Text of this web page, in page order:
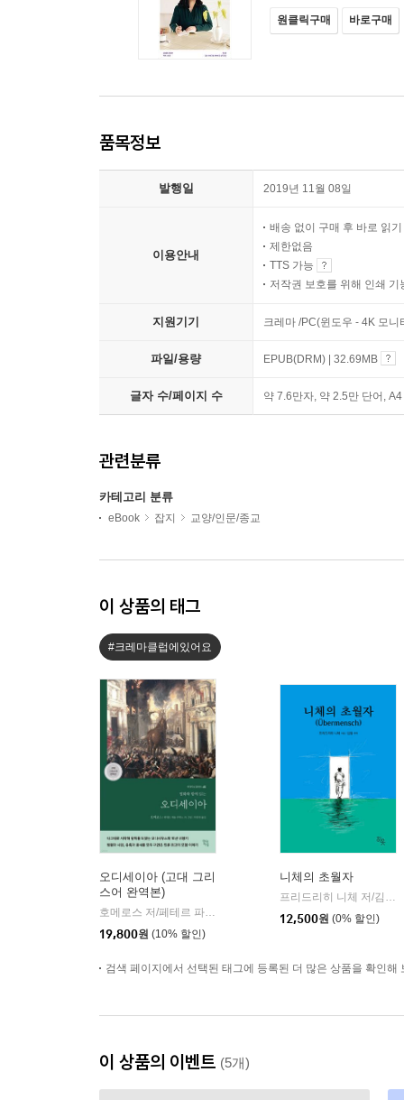
원클릭구매 바로구매
품목정보
발행일 2019년 11월 08일
이용안내
배송 없이 구매 후 바로 읽기
제한없음
TTS 가능
저작권 보호를 위해 인쇄 기
지원기기 크레마 /PC(윈도우 - 4K 모
파일/용량 EPUB(DRM) | 32.69MB
글자 수/페이지 수 약 7.6만자, 약 2.5만 단어,
관련분류
카테고리 분류
eBook 잡지 교양/인문/종교
이 상품의 태그
#크레마클럽에있어요
오디세이아 (고대 그리
스어 완역본)
| 현대지성
19,800원 (10% 할인)
니체의 초월자
12,500원 (0% 할인)
검색 페이지에서 선택된 태그에 등록된 더 많은 상품을 확인해
이 상품의 이벤트 (5개)